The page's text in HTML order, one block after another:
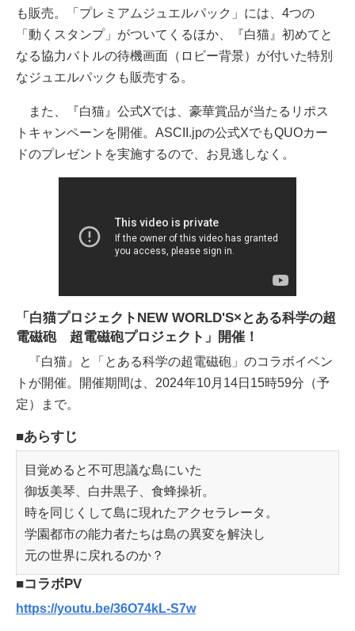
も販売。「プレミアムジュエルパック」には、4つの
「動くスタンプ」がついてくるほか、『白猫』初めてと
なる協力バトルの待機画面（ロビー背景）が付いた特別
なジュエルパックも販売する。
また、『白猫』公式Xでは、豪華賞品が当たるリポス
トキャンペーンを開催。ASCII.jpの公式XでもQUOカー
ドのプレゼントを実施するので、お見逃しなく。
「白猫プロジェクトNEW WORLD'S×とある科学の超
電磁砲 超電磁砲プロジェクト」開催！
『白猫』と「とある科学の超電磁砲」のコラボイベン
トが開催。開催期間は、2024年10月14日15時59分（予
定）まで。
■あらすじ
目覚めると不可思議な島にいた
御坂美琴、白井黒子、食蜂操祈。
時を同じくして島に現れたアクセラレータ。
学園都市の能力者たちは島の異変を解決し
元の世界に戻れるのか？
■コラボPV
https://youtu.be/36O74kL-S7w